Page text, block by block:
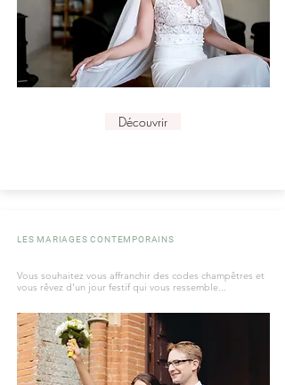
Découvrir
LES MARIAGES CONTEMPORAINS
Vous souhaitez vous affranchir des codes champêtres et
vous rêvez d'un jour festif qui vous ressemble...